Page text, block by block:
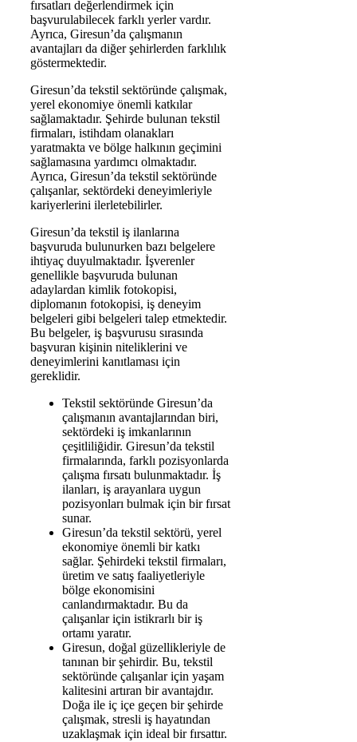
fırsatları değerlendirmek için
başvurulabilecek farklı yerler vardır.
Ayrıca, Giresun’da çalışmanın
avantajları da diğer şehirlerden farklılık
göstermektedir.
Giresun’da tekstil sektöründe çalışmak,
yerel ekonomiye önemli katkılar
sağlamaktadır. Şehirde bulunan tekstil
firmaları, istihdam olanakları
yaratmakta ve bölge halkının geçimini
sağlamasına yardımcı olmaktadır.
Ayrıca, Giresun’da tekstil sektöründe
çalışanlar, sektördeki deneyimleriyle
kariyerlerini ilerletebilirler.
Giresun’da tekstil iş ilanlarına
başvuruda bulunurken bazı belgelere
ihtiyaç duyulmaktadır. İşverenler
genellikle başvuruda bulunan
adaylardan kimlik fotokopisi,
diplomanın fotokopisi, iş deneyim
belgeleri gibi belgeleri talep etmektedir.
Bu belgeler, iş başvurusu sırasında
başvuran kişinin niteliklerini ve
deneyimlerini kanıtlaması için
gereklidir.
Tekstil sektöründe Giresun’da
çalışmanın avantajlarından biri,
sektördeki iş imkanlarının
çeşitliliğidir. Giresun’da tekstil
firmalarında, farklı pozisyonlarda
çalışma fırsatı bulunmaktadır. İş
ilanları, iş arayanlara uygun
pozisyonları bulmak için bir fırsat
sunar.
Giresun’da tekstil sektörü, yerel
ekonomiye önemli bir katkı
sağlar. Şehirdeki tekstil firmaları,
üretim ve satış faaliyetleriyle
bölge ekonomisini
canlandırmaktadır. Bu da
çalışanlar için istikrarlı bir iş
ortamı yaratır.
Giresun, doğal güzellikleriyle de
tanınan bir şehirdir. Bu, tekstil
sektöründe çalışanlar için yaşam
kalitesini artıran bir avantajdır.
Doğa ile iç içe geçen bir şehirde
çalışmak, stresli iş hayatından
uzaklaşmak için ideal bir fırsattır.